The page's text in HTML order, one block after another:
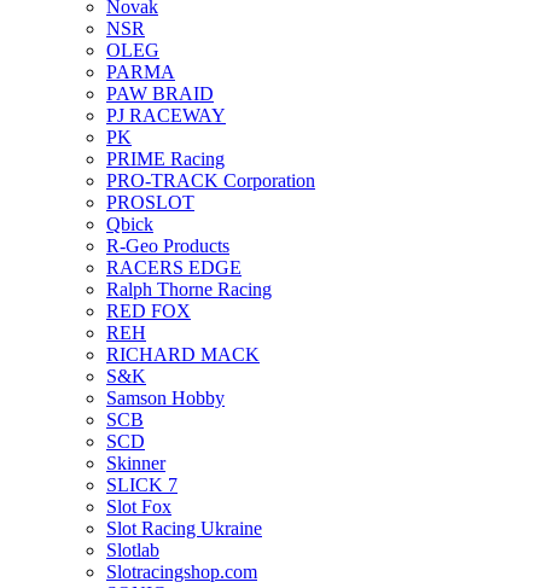
Novak
NSR
OLEG
PARMA
PAW BRAID
PJ RACEWAY
PK
PRIME Racing
PRO-TRACK Corporation
PROSLOT
Qbick
R-Geo Products
RACERS EDGE
Ralph Thorne Racing
RED FOX
REH
RICHARD MACK
S&K
Samson Hobby
SCB
SCD
Skinner
SLICK 7
Slot Fox
Slot Racing Ukraine
Slotlab
Slotracingshop.com